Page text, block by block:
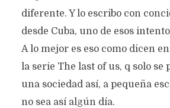
diferente. Y lo escribo con
desde Cuba, uno de esos
A lo mejor es eso como dicen
la serie The last of us, q solo se
una sociedad así, a pequeña
no sea así algún día.